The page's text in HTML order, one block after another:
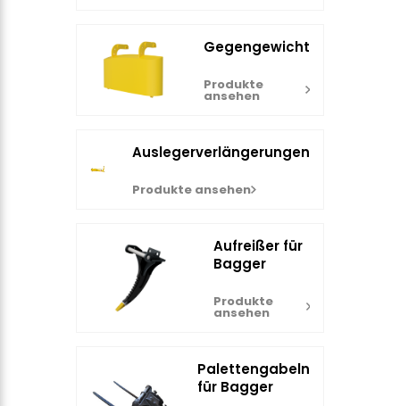
Gegengewicht
Produkte
ansehen
Auslegerverlängerungen
Produkte ansehen
Aufreißer für
Bagger
Produkte
ansehen
Palettengabeln
für Bagger